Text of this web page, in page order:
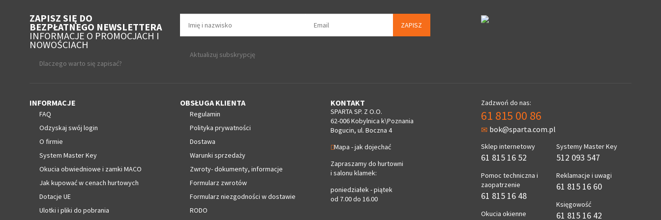
ZAPISZ SIĘ DO
BEZPŁATNEGO NEWSLETTERA
INFORMACJE O PROMOCJACH I
NOWOŚCIACH
Dlaczego warto się zapisać?
ZAPISZ
Aktualizuj subskrypcję
INFORMACJE
FAQ
Odzyskaj swój login
O firmie
System Master Key
Okucia obwiedniowe i zamki MACO
Jak kupować w cenach hurtowych
Dotacje UE
Ulotki i pliki do pobrania
OBSŁUGA KLIENTA
Regulamin
Polityka prywatności
Dostawa
Warunki sprzedaży
Zwroty- dokumenty, informacje
Formularz zwrotów
Formularz niezgodności w dostawie
RODO
KONTAKT
SPARTA SP. Z O.O.
62-006 Kobylnica k\Poznania
Bogucin, ul. Boczna 4
Mapa - jak dojechać
Zapraszamy do hurtowni
i salonu klamek:
poniedziałek - piątek
od 7.00 do 16.00
Zadzwoń do nas:
61 815 00 86
bok@sparta.com.pl
Sklep internetowy
61 815 16 52
Pomoc techniczna i
zaopatrzenie
61 815 16 48
Okucia okienne
Systemy Master Key
512 093 547
Reklamacje i uwagi
61 815 16 60
Księgowość
61 815 16 42